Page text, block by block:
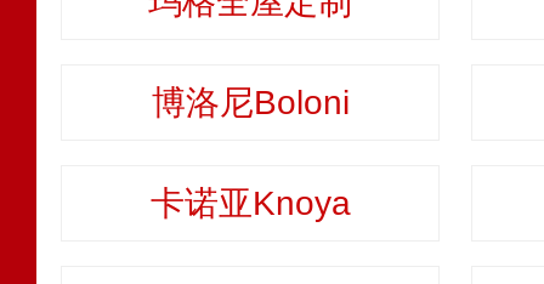
博洛尼Boloni
卡诺亚Knoya